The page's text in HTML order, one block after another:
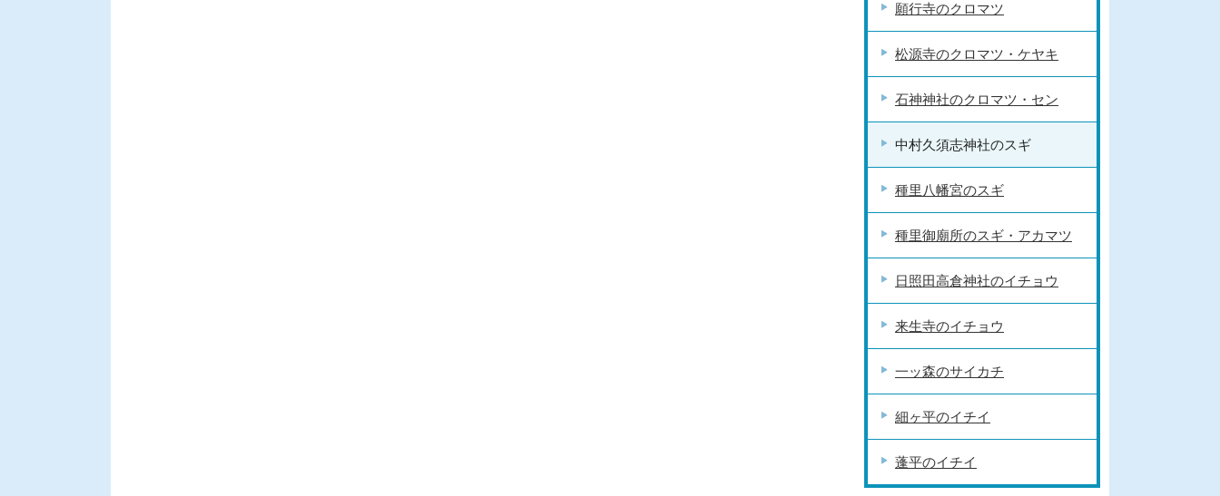
願行寺のクロマツ
松源寺のクロマツ・ケヤキ
石神神社のクロマツ・セン
中村久須志神社のスギ
種里八幡宮のスギ
種里御廟所のスギ・アカマツ
日照田高倉神社のイチョウ
来生寺のイチョウ
一ッ森のサイカチ
細ヶ平のイチイ
蓬平のイチイ